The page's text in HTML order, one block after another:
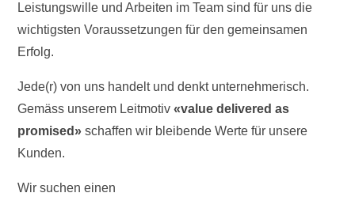
Leistungswille und Arbeiten im Team sind für uns die
wichtigsten Voraussetzungen für den gemeinsamen
Erfolg.
Jede(r) von uns handelt und denkt unternehmerisch.
Gemäss unserem Leitmotiv «value delivered as
promised»schaffen wir bleibende Werte für unsere
Kunden.
Wir suchen einen